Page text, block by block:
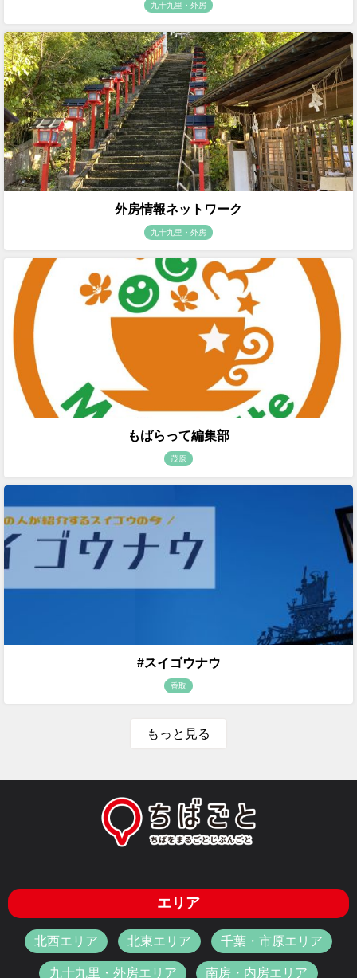
九十九里・外房
外房情報ネットワーク
九十九里・外房
もばらって編集部
茂原
#スイゴウナウ
香取
もっと見る
エリア
北西エリア 北東エリア 千葉・市原エリア
九十九里・外房エリア 南房・内房エリア